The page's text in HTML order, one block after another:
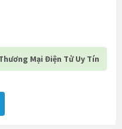
Mại Điện Tử Uy Tín